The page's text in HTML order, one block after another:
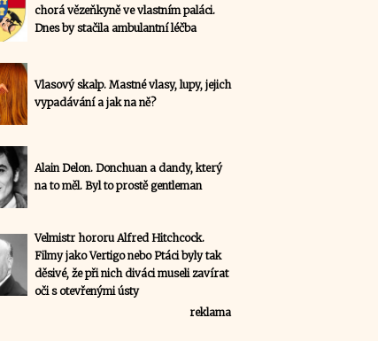
chorá vězeňkyně ve vlastním paláci.
Dnes by stačila ambulantní léčba
Vlasový skalp. Mastné vlasy, lupy, jejich
vypadávání a jak na ně?
Alain Delon. Donchuan a dandy, který
na to měl. Byl to prostě gentleman
Velmistr hororu Alfred Hitchcock.
Filmy jako Vertigo nebo Ptáci byly tak
děsivé, že při nich diváci museli zavírat
oči s otevřenými ústy
reklama